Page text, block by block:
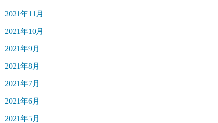
2021年11月
2021年10月
2021年9月
2021年8月
2021年7月
2021年6月
2021年5月